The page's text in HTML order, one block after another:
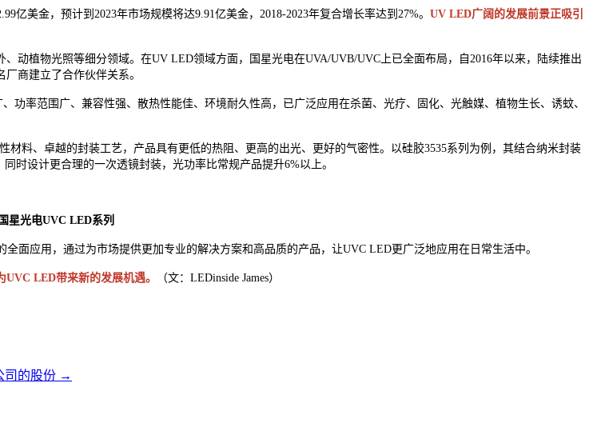
美金，预计到2023年市场规模将达9.91亿美金，2018-2023年复合增长率达到27%。 UV LED广阔的发展前景正吸引
动植物光照等细分领域。在UV LED领域方面，国星光电在UVA/UVB/UVC上已全面布局，自2016年以来，陆续推出
商建立了合作伙伴关系。
率范围广、兼容性强、散热性能佳、环境耐久性高，已广泛应用在杀菌、光疗、固化、光触媒、植物生长、诱蚊、
料、卓越的封装工艺，产品具有更低的热阻、更高的出光、更好的气密性。以硅胶3535系列为例，其结合纳米封装
时设计更合理的一次透镜封装，光功率比常规产品提升6%以上。
国星光电UVC LED系列
面应用，通过为市场提供更加专业的解决方案和高品质的产品，让UVC LED更广泛地应用在日常生活中。
LED带来新的发展机遇。 （文：LEDinside James）
司的股份 →